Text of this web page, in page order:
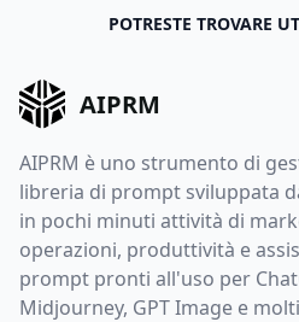
POTRESTE TROVARE
AIPRM
AIPRM è uno strumento di
libreria di prompt sviluppata
in pochi minuti attività di
operazioni, produttività e
prompt pronti all'uso per
Midjourney, GPT Image e